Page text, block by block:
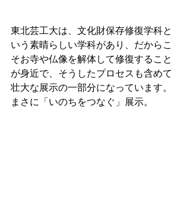
東北芸工大は、文化財保存修復学科と
いう素晴らしい学科があり、だからこ
そお寺や仏像を解体して修復すること
が身近で、そうしたプロセスも含めて
壮大な展示の一部分になっています。
まさに「いのちをつなぐ」展示。